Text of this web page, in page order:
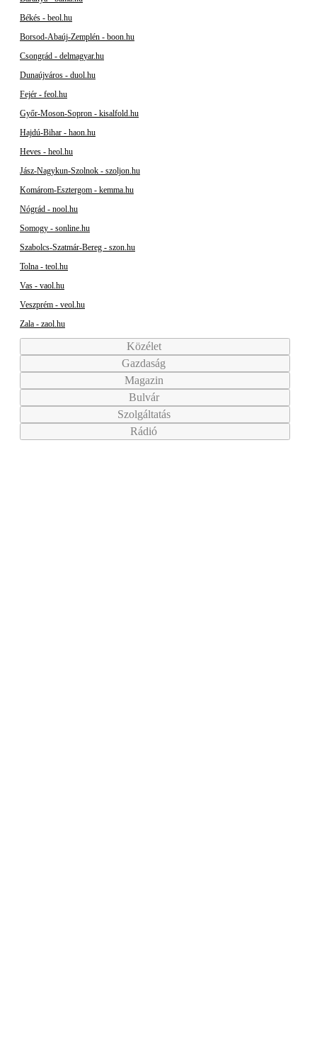
Békés - beol.hu
Borsod-Abaúj-Zemplén - boon.hu
Csongrád - delmagyar.hu
Dunaújváros - duol.hu
Fejér - feol.hu
Győr-Moson-Sopron - kisalfold.hu
Hajdú-Bihar - haon.hu
Heves - heol.hu
Jász-Nagykun-Szolnok - szoljon.hu
Komárom-Esztergom - kemma.hu
Nógrád - nool.hu
Somogy - sonline.hu
Szabolcs-Szatmár-Bereg - szon.hu
Tolna - teol.hu
Vas - vaol.hu
Veszprém - veol.hu
Zala - zaol.hu
Közélet
Gazdaság
Magazin
Bulvár
Szolgáltatás
Rádió